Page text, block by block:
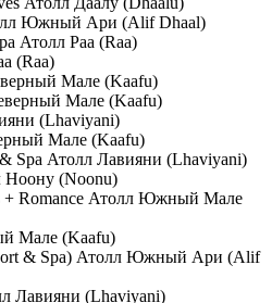
Южный Ари (Alif Dhaal)
Атолл Раа (Raa)
(Raa)
Мале (Kaafu)
Мале (Kaafu)
(Lhaviyani)
Мале (Kaafu)
Spa Атолл Лавияни (Lhaviyani)
Ноону (Noonu)
Romance Атолл Южный Мале
Мале (Kaafu)
& Spa) Атолл Южный Ари (Alif
Лавияни (Lhaviyani)